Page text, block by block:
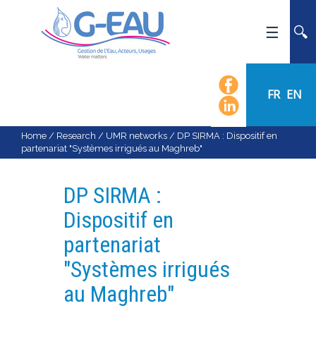
FR EN
NEWS
EVENTS
FLOW CHART
SCIENTIFIC FIELDS
RECRUITMENT
Home / Research / UMR networks / DP SIRMA : Dispositif en
partenariat "Systèmes irrigués au Maghreb"
DP SIRMA :
Dispositif en
partenariat
"Systèmes irrigués
au Maghreb"